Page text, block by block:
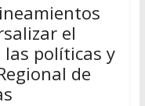
el
políticas y
de